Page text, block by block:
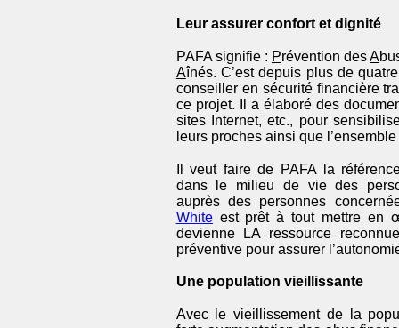
Leur assurer confort et dignité
PAFA signifie : Prévention desA
Aînés. C’est depuis plus de
conseiller en sécurité financière
ce projet. Il a élaboré des
sites Internet, etc., pour
leurs proches ainsi que
Il veut faire de PAFA la
dans le milieu de vie des
auprès des personnes
Whiteest prêt à tout mettre en
devienne LA ressource
préventive pour assurer
Une population vieillissante
Avec le vieillissement de la